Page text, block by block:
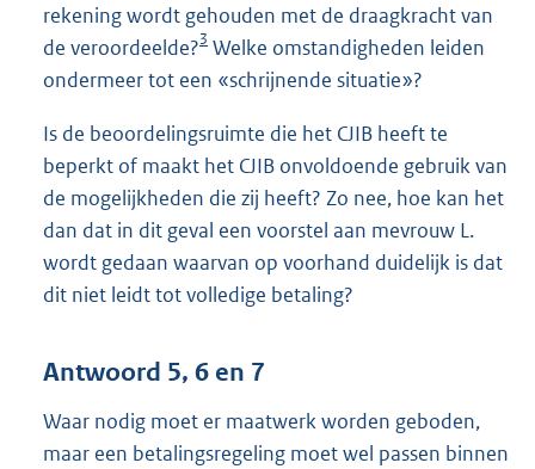
rekening wordt gehouden met de draagkracht van
de veroordeelde?3 Welke omstandigheden leiden
ondermeer tot een «schrijnende situatie»?
Is de beoordelingsruimte die het CJIB heeft te
beperkt of maakt het CJIB onvoldoende gebruik van
de mogelijkheden die zij heeft? Zo nee, hoe kan het
dan dat in dit geval een voorstel aan mevrouw L.
wordt gedaan waarvan op voorhand duidelijk is dat
dit niet leidt tot volledige betaling?
Antwoord 5, 6 en 7
Waar nodig moet er maatwerk worden geboden,
maar een betalingsregeling moet wel passen binnen